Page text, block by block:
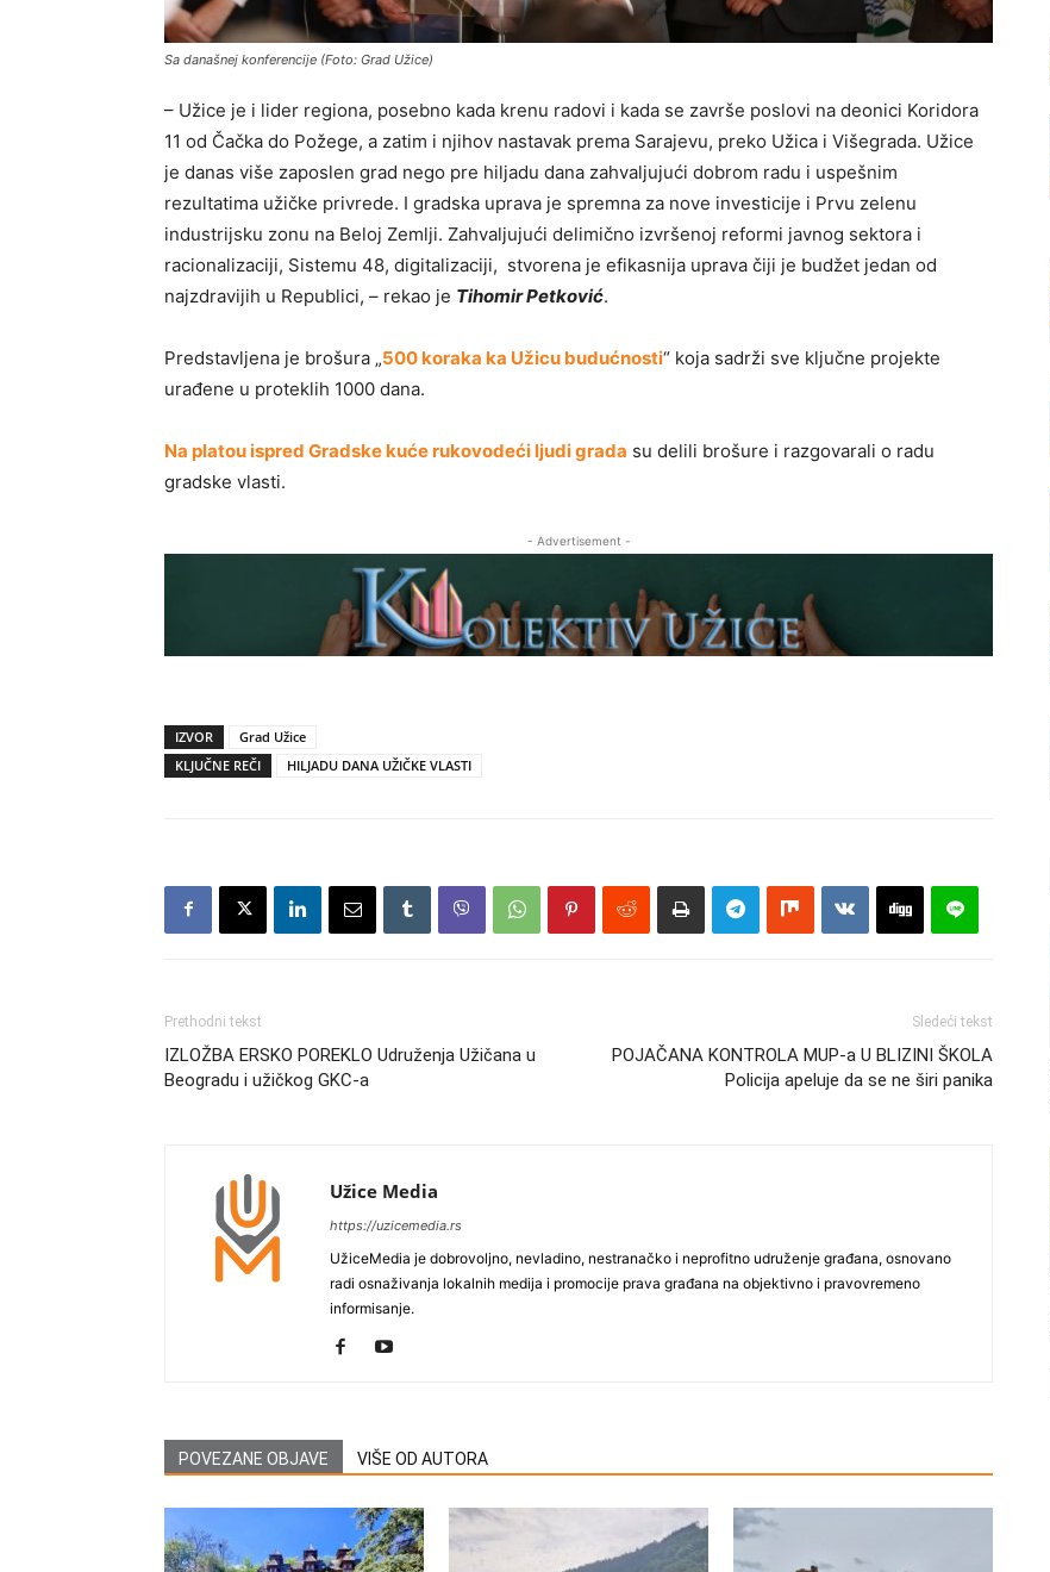
Sa današnej konferencije (Foto: Grad Užice)
– Užice je i lider regiona, posebno kada krenu radovi i kada se završe poslovi na deonici Koridora
11 od Čačka do Požege, a zatim i njihov nastavak prema Sarajevu, preko Užica i Višegrada. Užice
je danas više zaposlen grad nego pre hiljadu dana zahvaljujući dobrom radu i uspešnim
rezultatima užičke privrede. I gradska uprava je spremna za nove investicije i Prvu zelenu
industrijsku zonu na Beloj Zemlji. Zahvaljujući delimično izvršenoj reformi javnog sektora i
racionalizaciji, Sistemu 48, digitalizaciji, stvorena je efikasnija uprava čiji je budžet jedan od
najzdravijih u Republici, – rekao je Tihomir Petković.
Predstavljena je brošura „500 koraka ka Užicu budućnosti“ koja sadrži sve ključne projekte
urađene u proteklih 1000 dana.
Na platou ispred Gradske kuće rukovodeći ljudi grada su delili brošure i razgovarali o radu
gradske vlasti.
- Advertisement -
IZVOR
Grad Užice
KLJUČNE REČI
HILJADU DANA UŽIČKE VLASTI
Prethodni tekst
IZLOŽBA ERSKO POREKLO Udruženja Užičana u
Beogradu i užičkog GKC-a
Sledeći tekst
POJAČANA KONTROLA MUP-a U BLIZINI ŠKOLA
Policija apeluje da se ne širi panika
Užice Media
https://uzicemedia.rs
UžiceMedia je dobrovoljno, nevladino, nestranačko i neprofitno udruženje građana, osnovano
radi osnaživanja lokalnih medija i promocije prava građana na objektivno i pravovremeno
informisanje.
POVEZANE OBJAVE VIŠE OD AUTORA